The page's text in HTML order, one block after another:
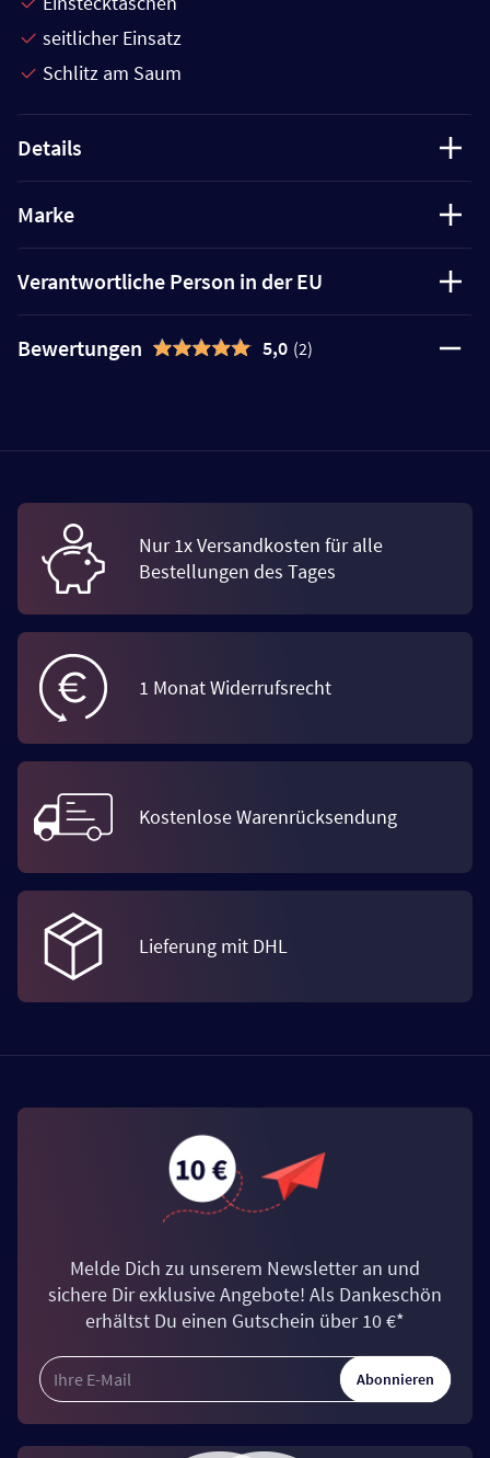
seitlicher Einsatz
Schlitz am Saum
Details
Marke
Verantwortliche Person in der EU
Bewertungen 5,0 (2)
Nur 1x Versandkosten für alle
Bestellungen des Tages
1 Monat Widerrufsrecht
Kostenlose Warenrücksendung
Lieferung mit DHL
Melde Dich zu unserem Newsletter an und
sichere Dir exklusive Angebote! Als Dankeschön
erhältst Du einen Gutschein über 10 €*
Abonnieren